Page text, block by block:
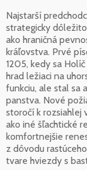
Najstarší
strategicky
ako hraničná
kráľovstva. Prvé
1205, kedy sa
hrad ležiaci na
funkciu, ale stal sa
panstva. Nové
storočí k rozsiahlej
ako iné šľachtické
komfortnejšie
z dôvodu
tvare hviezdy s